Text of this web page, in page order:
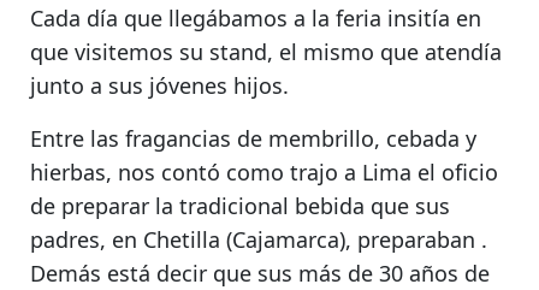
Cada día que llegábamos a la feria insitía en
que visitemos su stand, el mismo que atendía
junto a sus jóvenes hijos.
Entre las fragancias de membrillo, cebada y
hierbas, nos contó como trajo a Lima el oficio
de preparar la tradicional bebida que sus
padres, en Chetilla (Cajamarca), preparaban .
Demás está decir que sus más de 30 años de